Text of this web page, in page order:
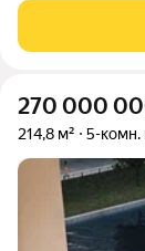
технологии
Вacильeвcкoм
270 000
214,8 м² 5-комн.